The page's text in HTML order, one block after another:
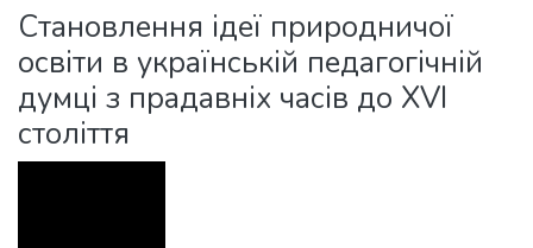
Statistics
Становлення ідеї природничої
освіти в українській педагогічній
думці з прадавніх часів до XVI
століття